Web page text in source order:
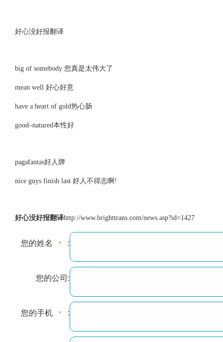
好心没好报翻译
big of somebody 您真是太伟大了
mean well 好心好意
have a heart of gold热心肠
good–natured本性好
pagafantas好人牌
nice guys finish last 好人不得志啊!
好心没好报翻译http://www.brighttrans.com/news.asp?id=1427
您的姓名 :
您的公司:
您的手机 :